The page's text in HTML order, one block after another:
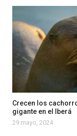
Crecen los
gigante en el Iberá
29 mayo, 2024